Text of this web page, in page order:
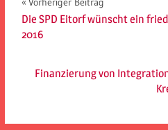
Beitragsnavigation
Die SPD Eitorf wünscht ein
2016
Finanzierung von